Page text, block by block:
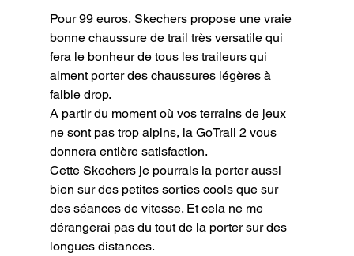
Pour 99 euros, Skechers propose une vraie
bonne chaussure de trail très versatile qui
fera le bonheur de tous les traileurs qui
aiment porter des chaussures légères à
faible drop.
A partir du moment où vos terrains de jeux
ne sont pas trop alpins, la GoTrail 2 vous
donnera entière satisfaction.
Cette Skechers je pourrais la porter aussi
bien sur des petites sorties cools que sur
des séances de vitesse. Et cela ne me
dérangerai pas du tout de la porter sur des
longues distances.